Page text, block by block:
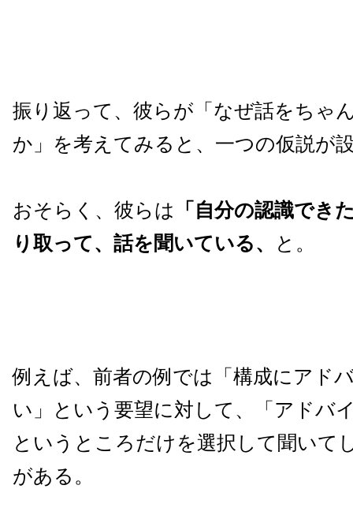
振り返って、彼らが「なぜ話をちゃ
か」を考えてみると、一つの仮説が
おそらく、彼らは 「自分の認識でき
り取って、話を聞いている、
と。
例えば、前者の例では「構成にアド
い」という要望に対して、「アドバ
というところだけを選択して聞いて
がある。